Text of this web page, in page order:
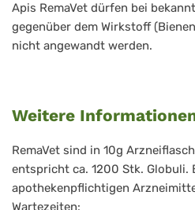
Apis RemaVet dürfen bei
gegenüber dem Wirkstoff
nicht angewandt werden.
Weitere
RemaVet sind in 10g
entspricht ca. 1200 Stk. Globuli.
apothekenpflichtigen
Wartezeiten: